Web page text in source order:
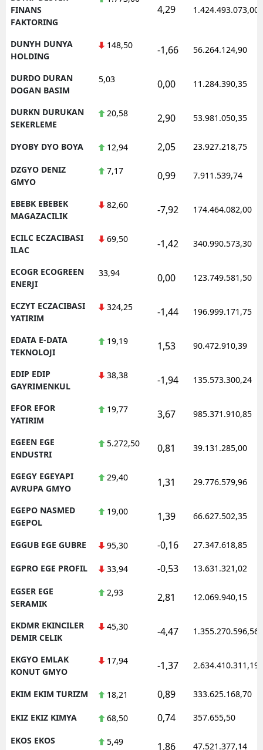
FINANS
FAKTORING
4,29 1.424.493.073,00
DUNYH DUNYA
HOLDING
148,50 -1,66 56.264.124,90
DURDO DURAN
DOGAN BASIM
5,03 0,00 11.284.390,35
DURKN DURUKAN
SEKERLEME
20,58 2,90 53.981.050,35
DYOBY DYO BOYA 12,94 2,05 23.927.218,75
DZGYO DENIZ
GMYO
7,17 0,99 7.911.539,74
EBEBK EBEBEK
MAGAZACILIK
82,60 -7,92 174.464.082,00
ECILC ECZACIBASI
ILAC
69,50 -1,42 340.990.573,30
ECOGR ECOGREEN
ENERJI
33,94 0,00 123.749.581,50
ECZYT ECZACIBASI
YATIRIM
324,25 -1,44 196.999.171,75
EDATA E-DATA
TEKNOLOJI
19,19 1,53 90.472.910,39
EDIP EDIP
GAYRIMENKUL
38,38 -1,94 135.573.300,24
EFOR EFOR
YATIRIM
19,77 3,67 985.371.910,85
EGEEN EGE
ENDUSTRI
5.272,50 0,81 39.131.285,00
EGEGY EGEYAPI
AVRUPA GMYO
29,40 1,31 29.776.579,96
EGEPO NASMED
EGEPOL
19,00 1,39 66.627.502,35
EGGUB EGE GUBRE 95,30 -0,16 27.347.618,85
EGPRO EGE PROFIL 33,94 -0,53 13.631.321,02
EGSER EGE
SERAMIK
2,93 2,81 12.069.940,15
EKDMR EKINCILER
DEMIR CELIK
45,30 -4,47 1.355.270.596,56
EKGYO EMLAK
KONUT GMYO
17,94 -1,37 2.634.410.311,19
EKIM EKIM TURIZM 18,21 0,89 333.625.168,70
EKIZ EKIZ KIMYA 68,50 0,74 357.655,50
EKOS EKOS
5,49 1,86 47.521.377,14